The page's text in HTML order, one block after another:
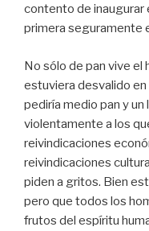
contento de inaugurar
primera seguramente
No sólo de pan vive el
estuviera desvalido en
pediría medio pan y
violentamente a los
reivindicaciones
reivindicaciones
piden a gritos. Bien
pero que todos los
frutos del espíritu